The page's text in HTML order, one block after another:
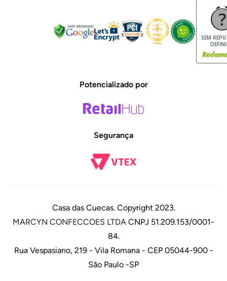
Dúvidas Frequentes
SEM
Potencializado por
Segurança
Casa das Cuecas. Copyright 2023.
MARCYN CONFECCOES LTDA CNPJ 51.209.153/0001-
84.
Rua Vespasiano, 219 - Vila Romana - CEP 05044-900 -
São Paulo -SP